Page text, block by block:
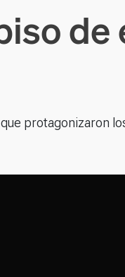
protagonizaron